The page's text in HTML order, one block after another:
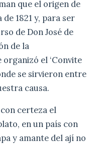
que el origen de
1821 y, para ser
de Don José de
de la
organizó el ‘Convite
se sirvieron entre
causa.
certeza el
en un país con
y amante del ají no